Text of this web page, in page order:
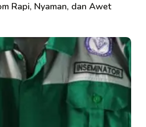
Rapi, Nyaman, dan Awet